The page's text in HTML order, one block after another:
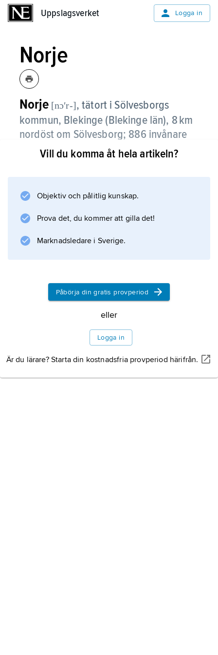
Uppslagsverket Logga in
Norje
Norje [nɔʹr-],tätort i Sölvesborgs
kommun, Blekinge (Blekinge län), 8 km
nordöst om Sölvesborg; 886 invånare
(2021).
en jordbruksbygd med omfattande
sommarbostäder.
Vill du komma åt hela artikeln?
Objektiv och pålitlig kunskap.
Prova det, du kommer att gilla det!
Marknadsledare i Sverige.
Påbörja din gratis provperiod
eller
Logga in
Är du lärare? Starta din kostnadsfria provperiod härifrån.